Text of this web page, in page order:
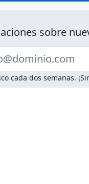
sobre
cada dos semanas.